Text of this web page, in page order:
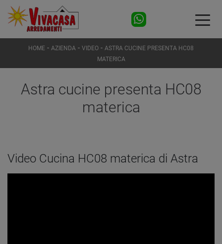
HOME - AZIENDA - VIDEO - ASTRA CUCINE PRESENTA HC08
MATERICA
Astra cucine presenta HC08
materica
Video Cucina HC08 materica di Astra